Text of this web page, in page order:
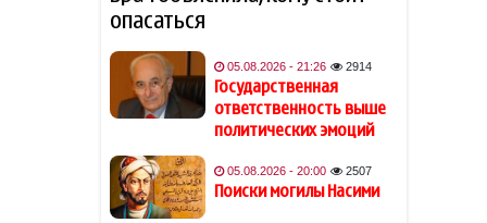
19:54
тиктокерше Beniz по делу о
вымогательстве у экс-
возлюбленного
19:48
Джаред Лето лишился роли
в фильме на фоне
обвинений в насилии
опасаться
05.08.2026 - 21:26 2914
Государственная
ответственность выше
политических эмоций
05.08.2026 - 20:00 2507
Поиски могилы Насими